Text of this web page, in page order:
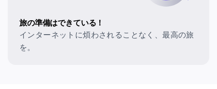
旅の準備はできている！
インターネットに煩わされることなく、最高の旅
を。